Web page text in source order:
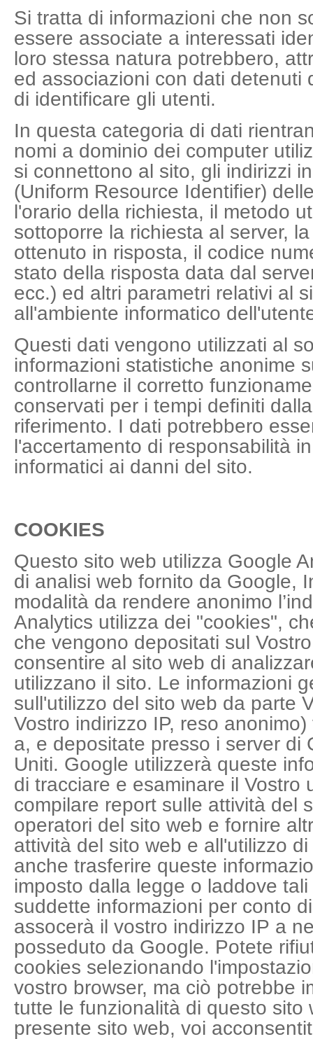
Si tratta di informazioni che non
essere associate a interessati
loro stessa natura potrebbero,
ed associazioni con dati detenuti
di identificare gli utenti.
In questa categoria di dati
nomi a dominio dei computer
si connettono al sito, gli indirizzi
(Uniform Resource Identifier)
l'orario della richiesta, il metodo
sottoporre la richiesta al server,
ottenuto in risposta, il codice
stato della risposta data dal
ecc.) ed altri parametri relativi al
all'ambiente informatico
Questi dati vengono utilizzati al
informazioni statistiche anonime
controllarne il corretto
conservati per i tempi definiti
riferimento. I dati potrebbero
l'accertamento di responsabilità
informatici ai danni del sito.
COOKIES
Questo sito web utilizza Google
di analisi web fornito da Google,
modalità da rendere anonimo
Analytics utilizza dei "cookies",
che vengono depositati sul
consentire al sito web di
utilizzano il sito. Le informazioni
sull'utilizzo del sito web da parte
Vostro indirizzo IP, reso
a, e depositate presso i server di
Uniti. Google utilizzerà queste
di tracciare e esaminare il Vostro
compilare report sulle attività del
operatori del sito web e fornire
attività del sito web e all'utilizzo
anche trasferire queste
imposto dalla legge o laddove
suddette informazioni per conto
assocerà il vostro indirizzo IP a
posseduto da Google. Potete
cookies selezionando
vostro browser, ma ciò potrebbe
tutte le funzionalità di questo sito
presente sito web, voi